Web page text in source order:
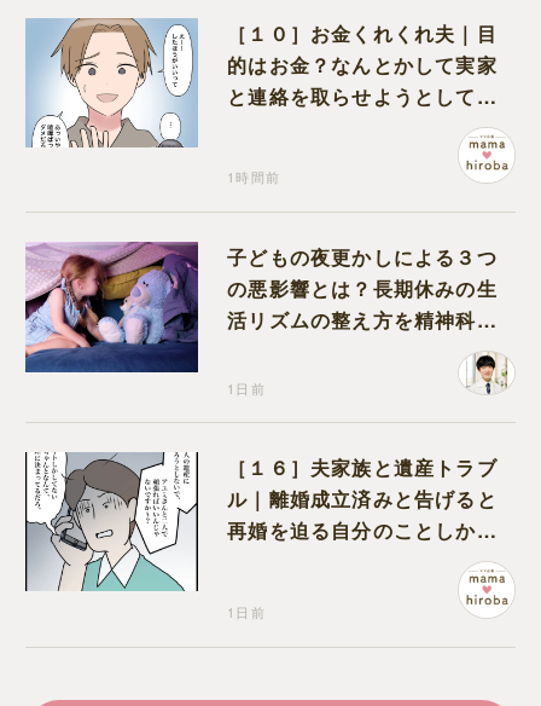
［１０］お金くれくれ夫｜目
的はお金？なんとかして実家
と連絡を取らせようとしてく
1時間前
子どもの夜更かしによる３つ
の悪影響とは？長期休みの生
活リズムの整え方を精神科医
1日前
［１６］夫家族と遺産トラブ
ル｜離婚成立済みと告げると
再婚を迫る自分のことしか考
1日前